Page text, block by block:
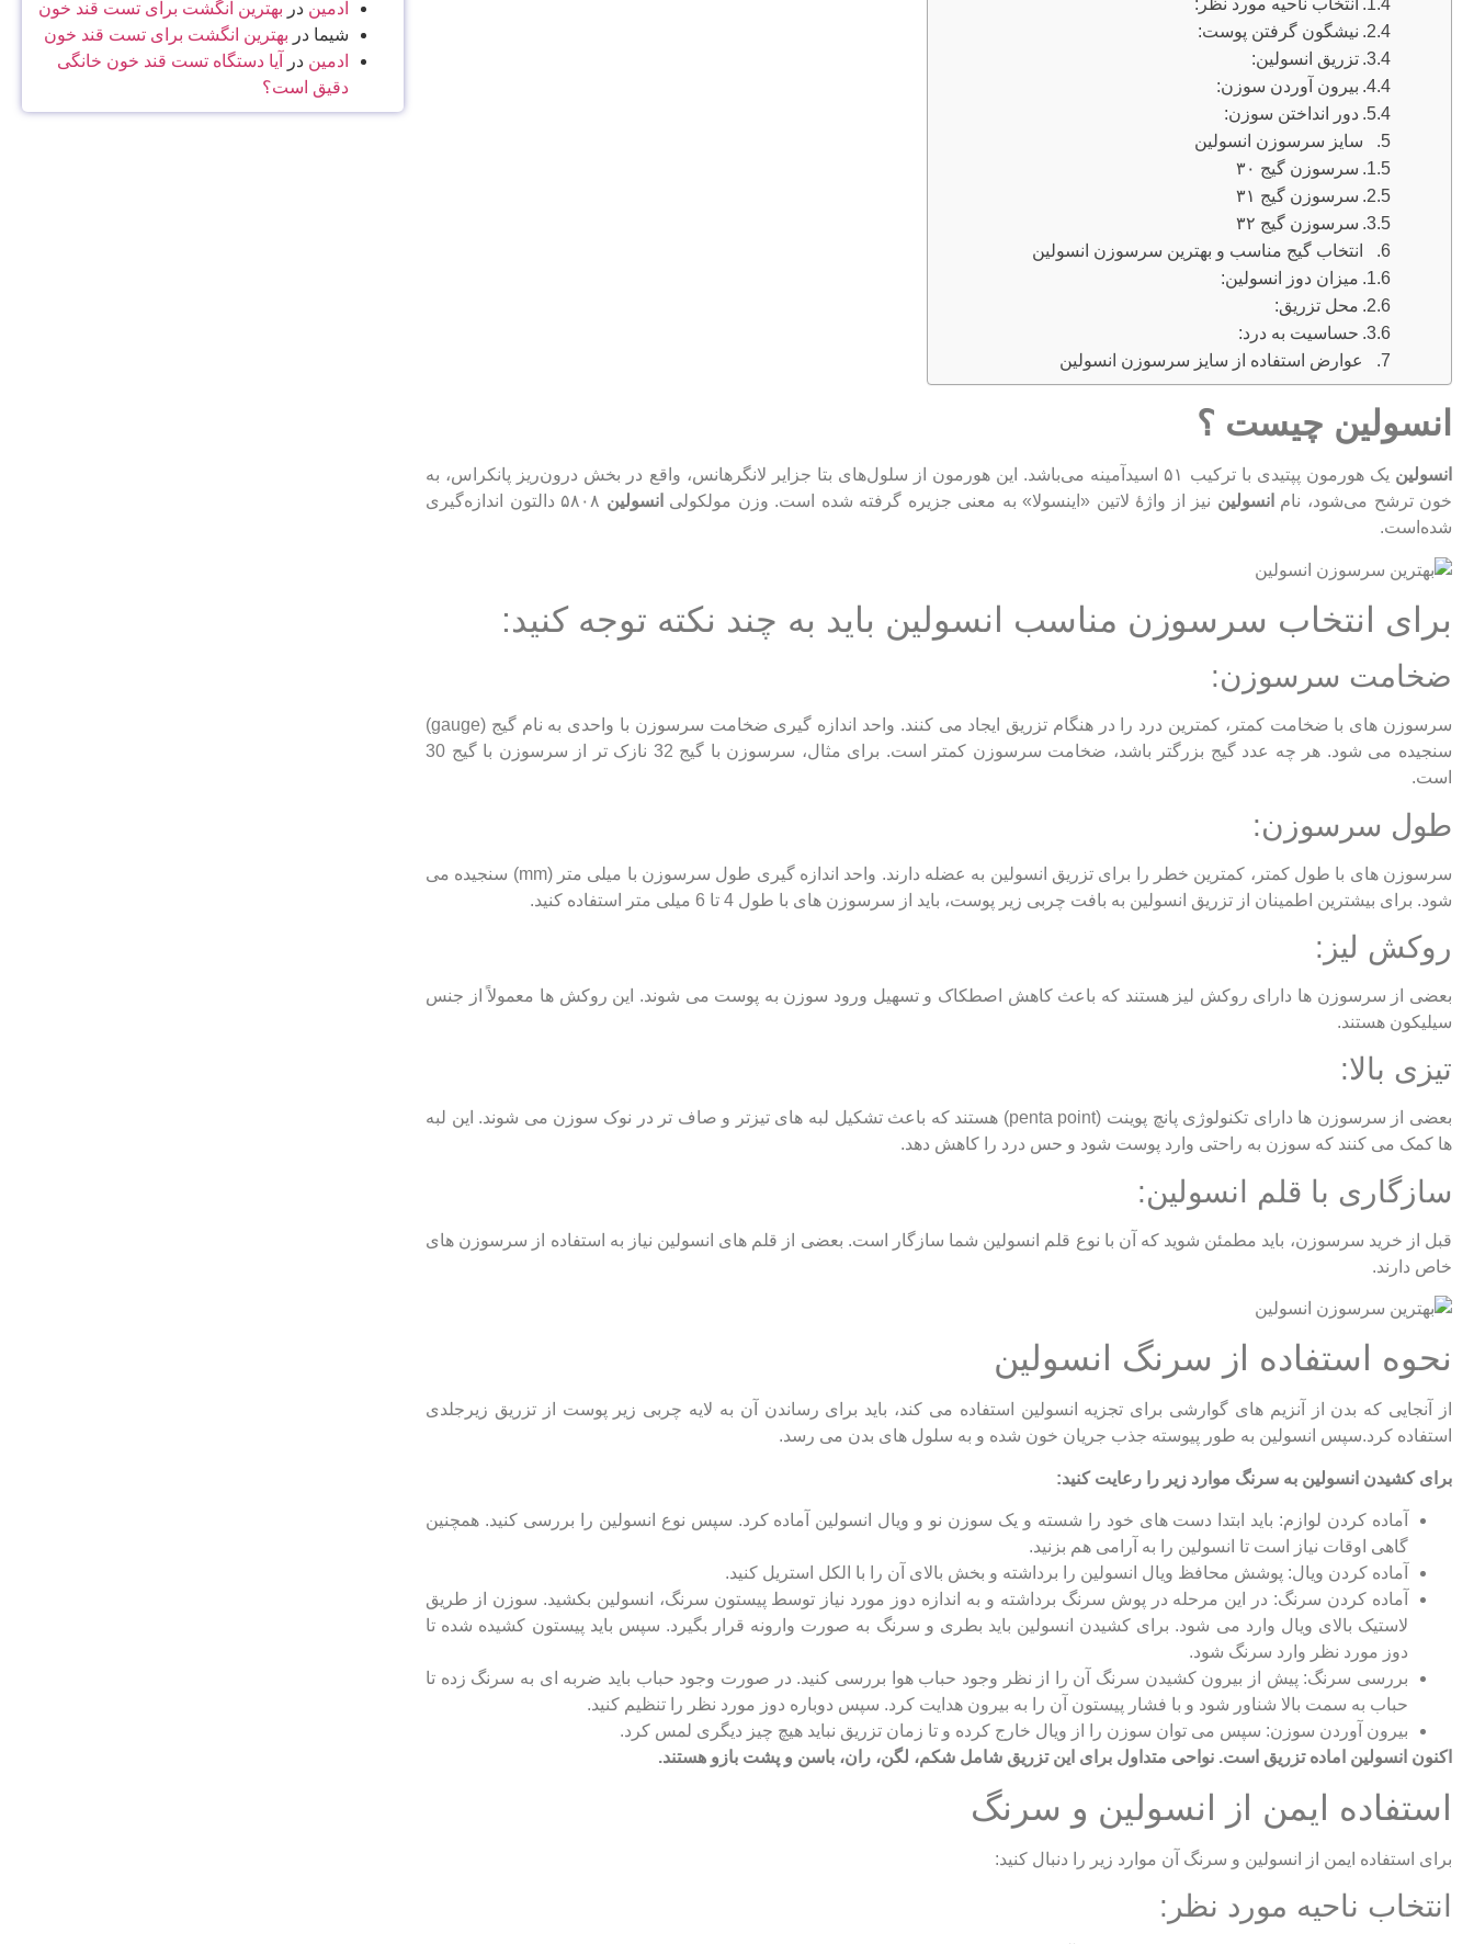
نیشگون گرفتن پوست:
تزریق انسولین:
بیرون آوردن سوزن:
دور انداختن سوزن:
سایز سرسوزن انسولین
سرسوزن گیج ۳۰
سرسوزن گیج ۳۱
سرسوزن گیج ۳۲
انتخاب گیج مناسب و بهترین سرسوزن انسولین
میزان دوز انسولین:
محل تزریق:
حساسیت به درد:
عوارض استفاده از سایز سرسوزن انسولین
انسولین چیست ؟
انسولین یک هورمون پپتیدی با ترکیب ۵۱ اسیدآمینه می‌باشد. این هورمون از سلول‌های بتا جزایر لانگرهانس، واقع در بخش درون‌ریز پانکراس، به
خون ترشح می‌شود، نام انسولین نیز از واژهٔ لاتین «اینسولا» به معنی جزیره گرفته شده است. وزن مولکولی انسولین
۵۸۰۸ دالتون اندازه‌گیری
شده‌است.
برای انتخاب سرسوزن مناسب انسولین باید به چند نکته توجه کنید:
ضخامت سرسوزن:
سرسوزن های با ضخامت کمتر، کمترین درد را در هنگام تزریق ایجاد می کنند. واحد اندازه گیری ضخامت سرسوزن با واحدی به نام گیج (gauge)
سنجیده می شود. هر چه عدد گیج بزرگتر باشد، ضخامت سرسوزن کمتر است. برای مثال، سرسوزن با گیج 32 نازک تر از سرسوزن با گیج 30
است.
طول سرسوزن:
سرسوزن های با طول کمتر، کمترین خطر را برای تزریق انسولین به عضله دارند. واحد اندازه گیری طول سرسوزن با میلی متر (mm) سنجیده می
شود. برای بیشترین اطمینان از تزریق انسولین به بافت چربی زیر پوست، باید از سرسوزن های با طول 4 تا 6 میلی متر استفاده کنید.
روکش لیز:
بعضی از سرسوزن ها دارای روکش لیز هستند که باعث کاهش اصطکاک و تسهیل ورود سوزن به پوست می شوند. این روکش ها معمولاً از جنس
سیلیکون هستند.
تیزی بالا:
بعضی از سرسوزن ها دارای تکنولوژی پانچ پوینت (penta point) هستند که باعث تشکیل لبه های تیزتر و صاف تر در نوک سوزن می شوند. این لبه
ها کمک می کنند که سوزن به راحتی وارد پوست شود و حس درد را کاهش دهد.
سازگاری با قلم انسولین:
قبل از خرید سرسوزن، باید مطمئن شوید که آن با نوع قلم انسولین شما سازگار است. بعضی از قلم های انسولین نیاز به استفاده از سرسوزن های
خاص دارند.
نحوه استفاده از سرنگ انسولین
از آنجایی که بدن از آنزیم های گوارشی برای تجزیه انسولین استفاده می کند، باید برای رساندن آن به لایه چربی زیر پوست از تزریق زیرجلدی
استفاده کرد.سپس انسولین به طور پیوسته جذب جریان خون شده و به سلول های بدن می رسد.
برای کشیدن انسولین به سرنگ موارد زیر را رعایت کنید:
آماده کردن لوازم: باید ابتدا دست های خود را شسته و یک سوزن نو و ویال انسولین آماده کرد. سپس نوع انسولین را بررسی کنید. همچنین
گاهی اوقات نیاز است تا انسولین را به آرامی هم بزنید.
آماده کردن ویال: پوشش محافظ ویال انسولین را برداشته و بخش بالای آن را با الکل استریل کنید.
آماده کردن سرنگ: در این مرحله در پوش سرنگ برداشته و به اندازه دوز مورد نیاز توسط پیستون سرنگ، انسولین بکشید. سوزن از طریق
لاستیک بالای ویال وارد می شود. برای کشیدن انسولین باید بطری و سرنگ به صورت وارونه قرار بگیرد. سپس باید پیستون کشیده شده تا
دوز مورد نظر وارد سرنگ شود.
بررسی سرنگ: پیش از بیرون کشیدن سرنگ آن را از نظر وجود حباب هوا بررسی کنید. در صورت وجود حباب باید ضربه ای به سرنگ زده تا
حباب به سمت بالا شناور شود و با فشار پیستون آن را به بیرون هدایت کرد. سپس دوباره دوز مورد نظر را تنظیم کنید.
بیرون آوردن سوزن: سپس می توان سوزن را از ویال خارج کرده و تا زمان تزریق نباید هیچ چیز دیگری لمس کرد.
اکنون انسولین اماده تزریق است. نواحی متداول برای این تزریق شامل شکم، لگن، ران، باسن و پشت بازو هستند.
استفاده ایمن از انسولین و سرنگ
برای استفاده ایمن از انسولین و سرنگ آن موارد زیر را دنبال کنید:
انتخاب ناحیه مورد نظر:
ادمین در بهترین انگشت برای تست قند خون
شیما در بهترین انگشت برای تست قند خون
ادمین در
آیا دستگاه تست قند خون خانگی
دقیق است؟